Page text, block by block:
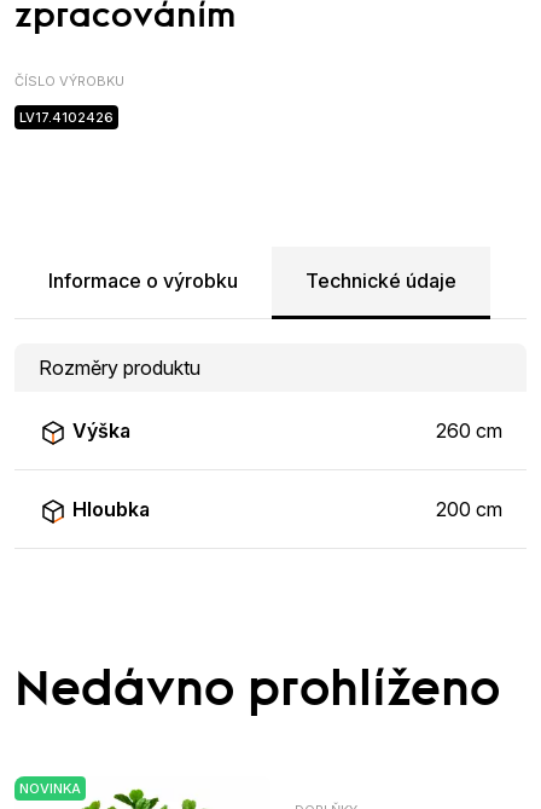
zpracováním
ČÍSLO VÝROBKU
LV17.4102426
Informace o výrobku Technické údaje
Rozměry produktu
Výška 260 cm
Hloubka 200 cm
Nedávno prohlíženo
NOVINKA